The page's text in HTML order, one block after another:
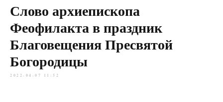
Слово архиепископа
Феофилакта в праздник
Благовещения Пресвятой
Богородицы
2022-04-07 11:52